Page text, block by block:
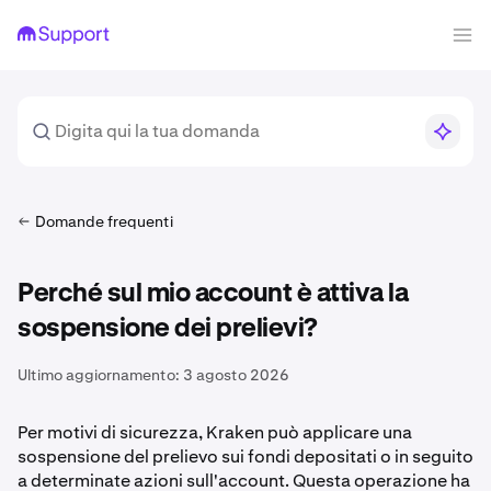
Domande frequenti
Perché sul mio account è attiva la
sospensione dei prelievi?
Ultimo aggiornamento: 3 agosto 2026
Per motivi di sicurezza, Kraken può applicare una
sospensione del prelievo sui fondi depositati o in seguito
a determinate azioni sull'account. Questa operazione ha